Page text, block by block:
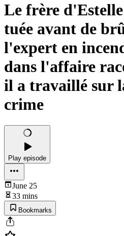
Le frère
tuée avant de
l'expert en
dans l'affaire
il a travaillé sur
crime
Play episode
June 25
33 mins
Bookmarks